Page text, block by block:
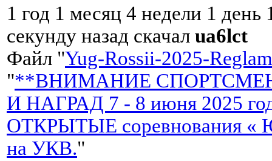
1 год 1 месяц 4 недели 1
секунду назад скачал ua6lct
Файл "Yug-Rossii-2025-
"**ВНИМАНИЕ
И НАГРАД 7 - 8 июня 2025
ОТКРЫТЫЕ соревнования «
на УКВ."